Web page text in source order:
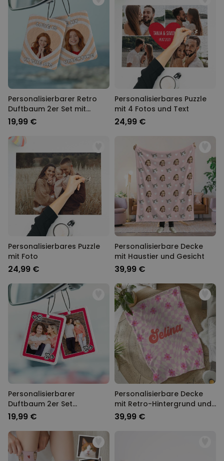
Personalisierbarer Retro
Duftbaum 2er Set mit
Gesicht und Text
19,99 €
Personalisierbares Puzzle
mit 4 Fotos und Text
24,99 €
Personalisierbares Puzzle
mit Foto
24,99 €
Personalisierbare Decke
mit Haustier und Gesicht
39,99 €
Personalisierbarer
Duftbaum 2er Set
Spielkarte mit Foto
19,99 €
Personalisierbare Decke
mit Retro-Hintergrund und
Name
39,99 €